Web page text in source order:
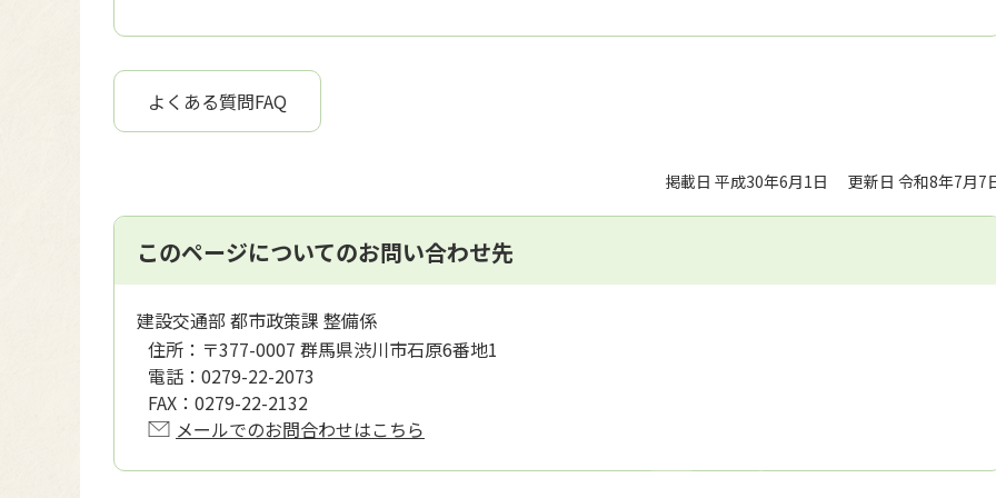
よくある質問FAQ
掲載日 平成30年6月1日 更新日 令和8年7月7
このページについてのお問い合わせ先
建設交通部 都市政策課 整備係
住所： 〒377-0007 群馬県渋川市石原6番地1
電話： 0279-22-2073
FAX： 0279-22-2132
メールでのお問合わせはこちら